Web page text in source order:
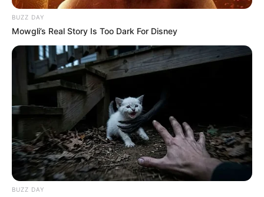
Categories
Gujarat 3,834
India
News
Astrology
International 475
health 463
Ajab Gajab
Politics
BUZZ DAY
Mowgli’s Real Story Is Too Dark For Disney
BUZZ DAY